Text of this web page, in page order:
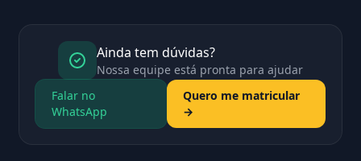
Ainda tem dúvidas?
Nossa equipe está pronta para ajudar
Falar no
WhatsApp
Quero me matricular
→